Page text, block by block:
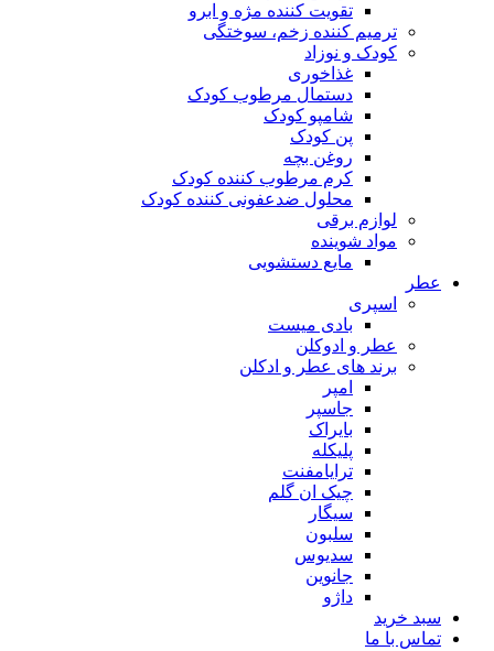
تقویت کننده مژه و ابرو
ترمیم کننده زخم، سوختگی
کودک و نوزاد
غذاخوری
دستمال مرطوب کودک
شامپو کودک
پن کودک
روغن بچه
کرم مرطوب کننده کودک
محلول ضدعفونی کننده کودک
لوازم برقی
مواد شوینده
مایع دستشویی
عطر
اسپری
بادی میست
عطر و ادوکلن
برند های عطر و ادکلن
امپر
جاسپر
بایراک
پلیکله
ترایامفنت
چیک ان گلم
سیگار
سلبون
سدیوس
جانوین
داژو
سبد خرید
تماس با ما